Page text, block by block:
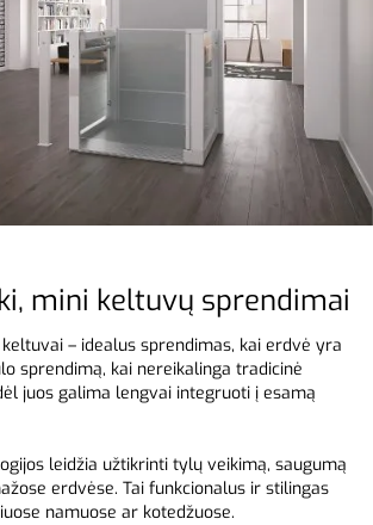
mini keltuvų sprendimai
– idealus sprendimas, kai erdvė yra
sprendimą, kai nereikalinga tradicinė
juos galima lengvai integruoti į esamą
leidžia užtikrinti tylų veikimą, saugumą
erdvėse. Tai funkcionalus ir stilingas
namuose ar kotedžuose.